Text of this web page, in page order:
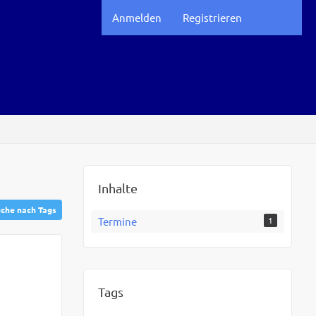
Anmelden Registrieren
nach Tags
Inhalte
Termine 1
Tags